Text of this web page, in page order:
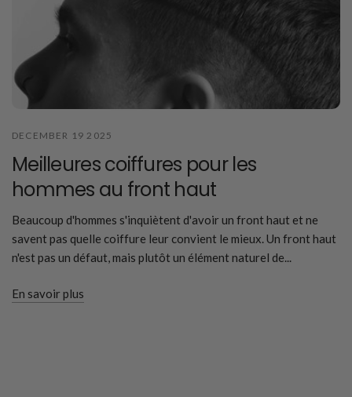
DECEMBER 19 2025
Meilleures coiffures pour les
hommes au front haut
Beaucoup d'hommes s'inquiètent d'avoir un front haut et ne
savent pas quelle coiffure leur convient le mieux. Un front haut
n'est pas un défaut, mais plutôt un élément naturel de...
En savoir plus